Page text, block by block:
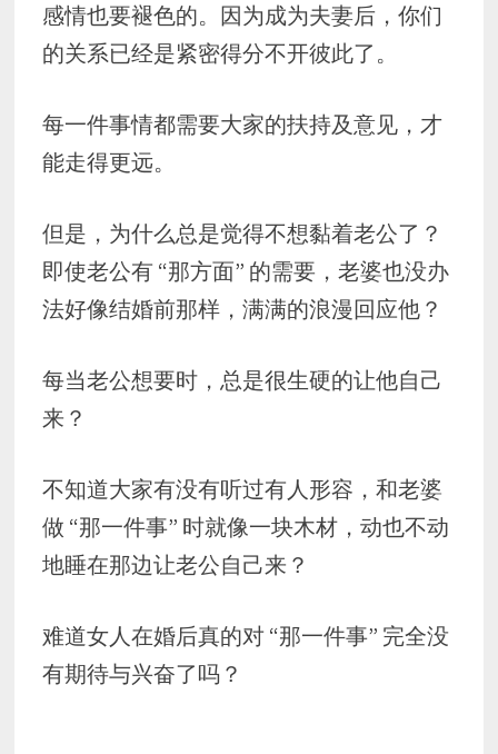
感情也要褪色的。因为成为夫妻后，你们
的关系已经是紧密得分不开彼此了。
每一件事情都需要大家的扶持及意见，才
能走得更远。
但是，为什么总是觉得不想黏着老公了？
即使老公有 “那方面” 的需要，老婆也没办
法好像结婚前那样，满满的浪漫回应他？
每当老公想要时，总是很生硬的让他自己
来？
不知道大家有没有听过有人形容，和老婆
做 “那一件事” 时就像一块木材，动也不动
地睡在那边让老公自己来？
难道女人在婚后真的对 “那一件事” 完全没
有期待与兴奋了吗？